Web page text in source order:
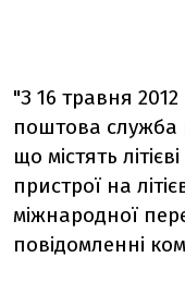
"З 16 травня 2012
поштова служба
що містять
пристрої на
міжнародної
повідомленні